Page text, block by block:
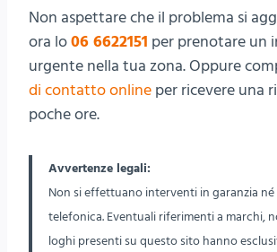
Non aspettare che il problema si
ora lo06 6622151 per prenotare un
urgente nella tua zona. Oppure
di contatto online per ricevere una
poche ore.
Avvertenze legali:
Non si effettuano interventi in garanzia né
telefonica. Eventuali riferimenti a marchi,
loghi presenti su questo sito hanno